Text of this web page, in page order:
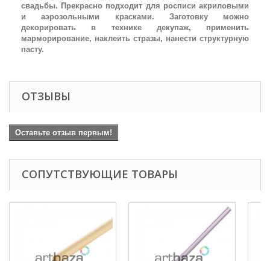
свадьбы. Прекрасно подходит для росписи акриловыми
и аэрозольными красками. Заготовку можно
декорировать в технике декупаж, применить
марморирование, наклеить стразы, нанести структурную
пасту.
ОТЗЫВЫ
Оставьте отзыв первым!
СОПУТСТВУЮЩИЕ ТОВАРЫ